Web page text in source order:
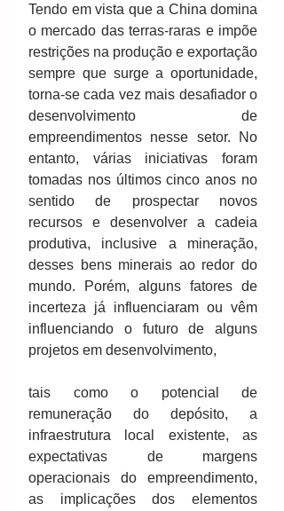
Tendo em vista que a China domina
o mercado das terras-raras e impõe
restrições na produção e exportação
sempre que surge a oportunidade,
torna-se cada vez mais desafiador o
desenvolvimento de
empreendimentos nesse setor. No
entanto, várias iniciativas foram
tomadas nos últimos cinco anos no
sentido de prospectar novos
recursos e desenvolver a cadeia
produtiva, inclusive a mineração,
desses bens minerais ao redor do
mundo. Porém, alguns fatores de
incerteza já influenciaram ou vêm
influenciando o futuro de alguns
projetos em desenvolvimento,
tais como o potencial de
remuneração do depósito, a
infraestrutura local existente, as
expectativas de margens
operacionais do empreendimento,
as implicações dos elementos